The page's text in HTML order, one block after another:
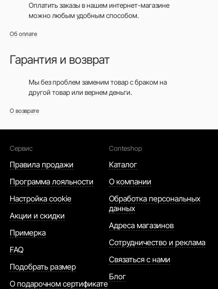
Оплатить заказы в нашем интернет-магазине
можно любым удобным способом.
Об оплате
Гарантия и возврат
Мы без проблем заменим товар с браком на
другой товар или вернем деньги.
О возврате
Сервис
Правила продажи
Программа лояльности
Настройка cookie
Акции и скидки
Примерка
FAQ
Подобрать размер
О подарочном сертификате
Conteshop
Каталог
О компании
Обработка персональных
данных
Адреса магазинов
Сотрудничество и реклама
Связаться с нами
Блог